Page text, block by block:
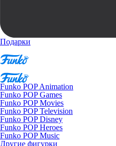
Подарки
Funko POP Animation
Funko POP Games
Funko POP Movies
Funko POP Television
Funko POP Disney
Funko POP Heroes
Funko POP Music
Другие фигурки